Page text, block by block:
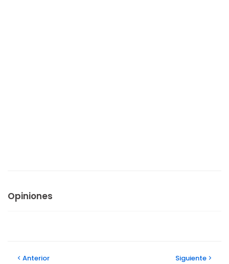
Opiniones
Anterior Siguiente